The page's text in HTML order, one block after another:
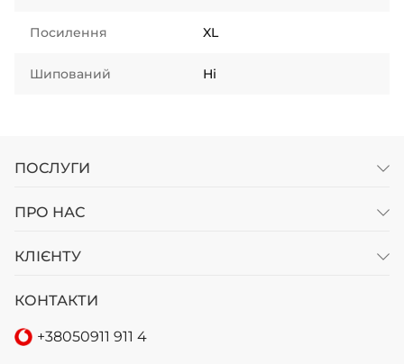
Посилення XL
Шипований Ні
ПОСЛУГИ
ПРО НАС
КЛІЄНТУ
КОНТАКТИ
+38050911 911 4